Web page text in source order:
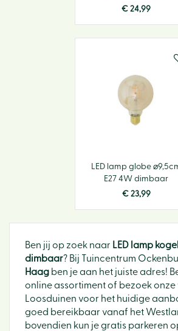
€ 24,99
LED lamp globe
E27 4W dimbaar
€ 23,99
Ben jij op zoek naar LED lamp
dimbaar? Bij Tuincentrum
Haag ben je aan het juiste adres!
online assortiment of bezoek onze
Loosduinen voor het huidige
goed bereikbaar vanaf het
bovendien kun je gratis parkeren